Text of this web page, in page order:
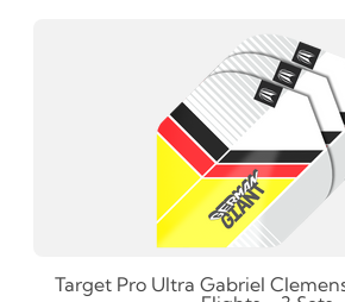
Target Pro Ultra Gabriel